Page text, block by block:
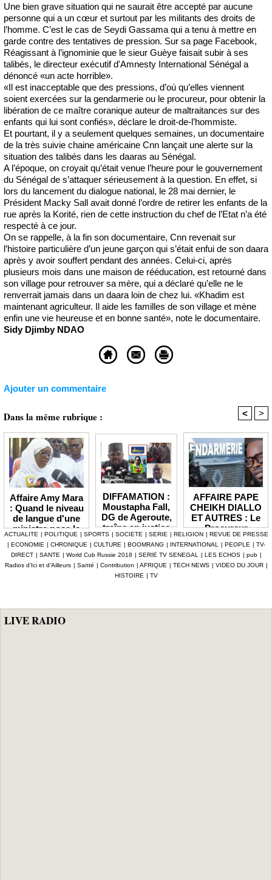
Une bien grave situation qui ne saurait être accepté par aucune
personne qui a un cœur et surtout par les militants des droits de
l’homme. C’est le cas de Seydi Gassama qui a tenu à mettre en
garde contre des tentatives de pression. Sur sa page Facebook,
Réagissant à l’ignominie que le sieur Guèye faisait subir à ses
talibés, le directeur exécutif d'Amnesty International Sénégal a
dénoncé «un acte horrible».
«Il est inacceptable que des pressions, d’où qu’elles viennent
soient exercées sur la gendarmerie ou le procureur, pour obtenir la
libération de ce maître coranique auteur de maltraitances sur des
enfants qui lui sont confiés», déclare le droit-de-l’hommiste.
Et pourtant, il y a seulement quelques semaines, un documentaire
de la très suivie chaine américaine Cnn lançait une alerte sur la
situation des talibés dans les daaras au Sénégal.
A l’époque, on croyait qu’était venue l’heure pour le gouvernement
du Sénégal de s’attaquer sérieusement à la question. En effet, si
lors du lancement du dialogue national, le 28 mai dernier, le
Président Macky Sall avait donné l’ordre de retirer les enfants de la
rue après la Korité, rien de cette instruction du chef de l’Etat n’a été
respecté à ce jour.
On se rappelle, à la fin son documentaire, Cnn revenait sur
l’histoire particulière d’un jeune garçon qui s’était enfui de son daara
après y avoir souffert pendant des années. Celui-ci, après
plusieurs mois dans une maison de rééducation, est retourné dans
son village pour retrouver sa mère, qui a déclaré qu’elle ne le
renverrait jamais dans un daara loin de chez lui. «Khadim est
maintenant agriculteur. Il aide les familles de son village et mène
enfin une vie heureuse et en bonne santé», note le documentaire.
Sidy Djimby NDAO
Ajouter un commentaire
Dans la même rubrique : < >
Affaire Amy Mara
: Quand le niveau
de langue d'une
ministre pose la
question de la
compétence et de
la crédibilité de
l'État
DIFFAMATION :
Moustapha Fall,
DG de Ageroute,
traîne en justice
l’ex DRH Cheikh
Amet Tidiane
Thiam
AFFAIRE PAPE
CHEIKH DIALLO
ET AUTRES : Le
Procureur
interjette appel et
maintient en
prison ceux qui
ont été placés
ACTUALITE POLITIQUE SPORTS SOCIETE SERIE RELIGION
REVUE DE PRESSE
ECONOMIE CHRONIQUE CULTURE BOOMRANG INTERNATIONAL PEOPLE
TV-
DIRECT
SANTE World Cub Russie 2018 SERIE TV SENEGAL LES ECHOS pub
Radios d’Ici et d’Ailleurs
Santé Contribution AFRIQUE TECH NEWS VIDEO DU JOUR
HISTOIRE
TV
LIVE RADIO